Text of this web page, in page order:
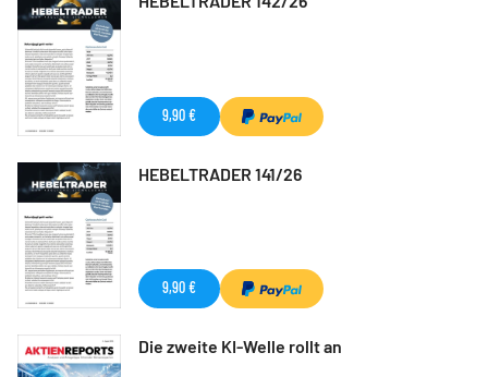
9,90 €
HEBELTRADER 141/26
9,90 €
Die zweite KI-Welle rollt an